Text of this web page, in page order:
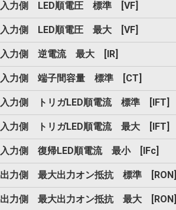
入力側 LED順電圧 標準 [VF]
入力側 LED順電圧 最大 [VF]
入力側 逆電流 最大 [IR]
入力側 端子間容量 標準 [CT]
入力側 トリガLED順電流 標準 [IFT]
入力側 トリガLED順電流 最大 [IFT]
入力側 復帰LED順電流 最小 [IFc]
出力側 最大出力オン抵抗 標準 [RON]
出力側 最大出力オン抵抗 最大 [RON]